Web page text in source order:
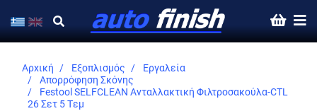
Αρχική Εξοπλισμός
Εργαλεία
Απορρόφηση Σκόνης
Festool SELFCLEAN Ανταλλακτική Φιλτροσακούλα-CTL
26 Σετ 5 Τεμ